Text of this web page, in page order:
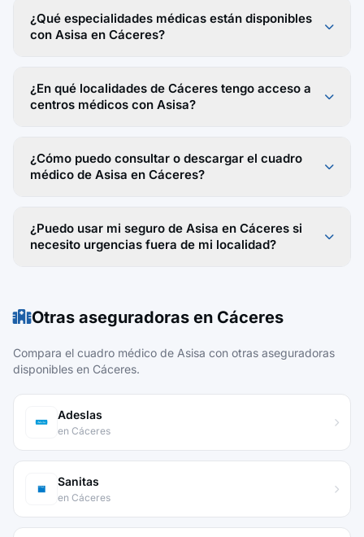
¿Qué especialidades médicas están disponibles
con Asisa en Cáceres?
¿En qué localidades de Cáceres tengo acceso a
centros médicos con Asisa?
¿Cómo puedo consultar o descargar el cuadro
médico de Asisa en Cáceres?
¿Puedo usar mi seguro de Asisa en Cáceres si
necesito urgencias fuera de mi localidad?
Otras aseguradoras en Cáceres
Compara el cuadro médico de Asisa con otras aseguradoras
disponibles en Cáceres.
Adeslas
en Cáceres
Sanitas
en Cáceres